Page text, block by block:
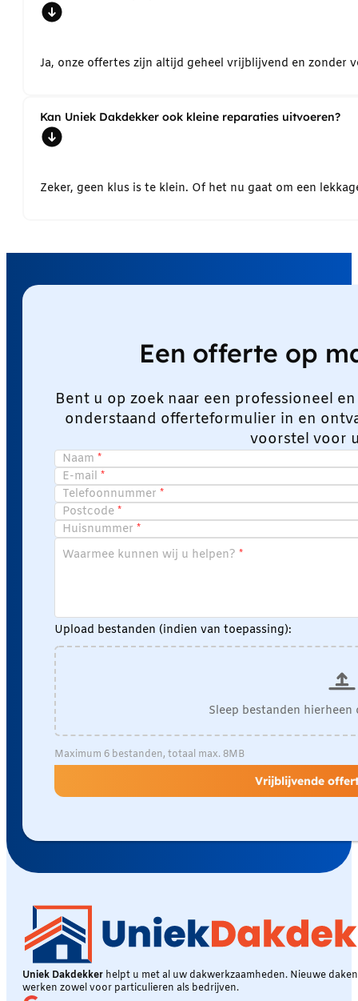
Ja, onze offertes zijn altijd geheel vrijblijvend en
Kan Uniek Dakdekker ook kleine reparaties uitvoeren?
Zeker, geen klus is te klein. Of het nu gaat om een
Een offerte op
Bent u op zoek naar een professioneel
onderstaand offerteformulier in en
voorstel voor
Naam
E-mail
Telefoonnummer
Postcode
Huisnummer
Waarmee kunnen wij u helpen?
Upload bestanden (indien van toepassing):
Sleep bestanden
Maximum 6 bestanden, totaal max. 8MB
Vrijblijvende
Uniek Dakdekker helpt u met al uw dakwerkzaamheden. Nieuwe
werken zowel voor particulieren als bedrijven.